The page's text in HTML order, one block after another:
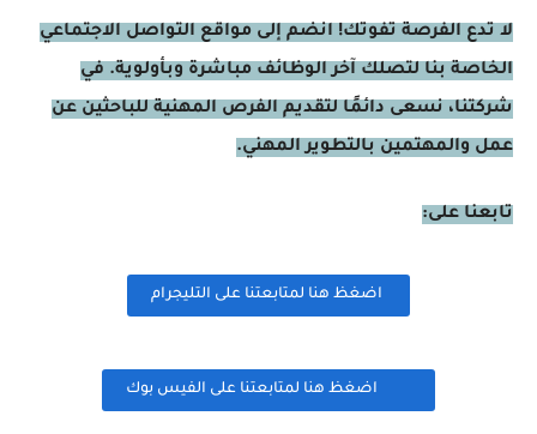
لا تدع الفرصة تفوتك! انضم إلى مواقع التواصل الاجتماعي
الخاصة بنا لتصلك آخر الوظائف مباشرة وبأولوية. في
شركتنا، نسعى دائمًا لتقديم الفرص المهنية للباحثين عن
عمل والمهتمين بالتطوير المهني.
تابعنا على:
اضغظ هنا لمتابعتنا على التليجرام
اضغظ هنا لمتابعتنا على الفيس بوك